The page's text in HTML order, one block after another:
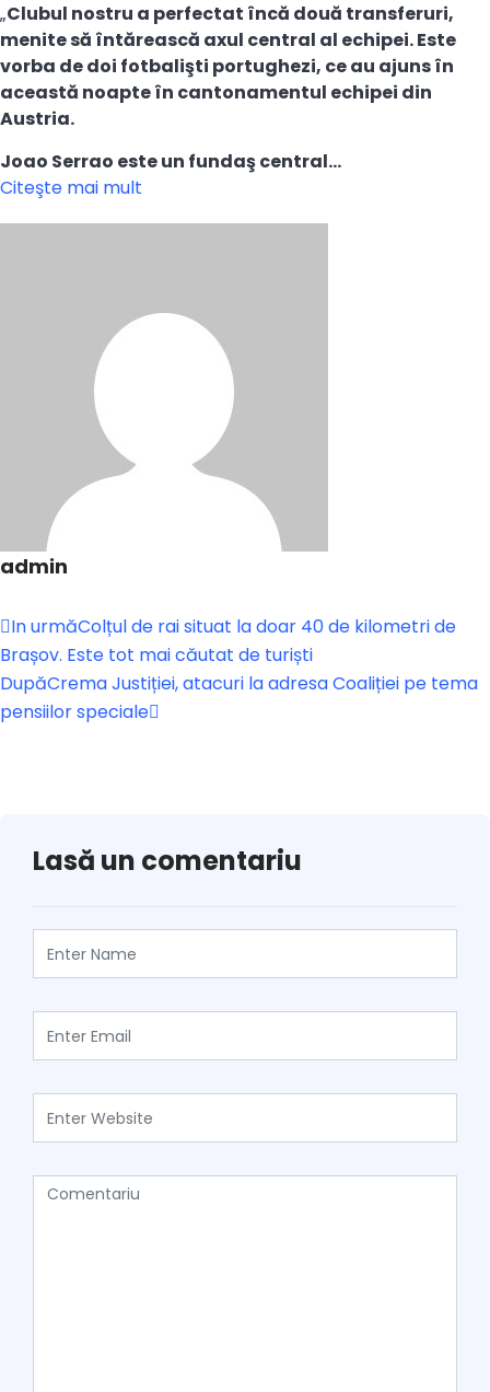
„Clubul nostru a perfectat încă două transferuri,
menite să întărească axul central al echipei. Este
vorba de doi fotbalişti portughezi, ce au ajuns în
această noapte în cantonamentul echipei din
Austria.
Joao Serrao este un fundaş central…
Citeşte mai mult
admin
In urmăColțul de rai situat la doar 40 de kilometri de
Brașov. Este tot mai căutat de turiști
DupăCrema Justiției, atacuri la adresa Coaliției pe tema
pensiilor speciale
Lasă un comentariu